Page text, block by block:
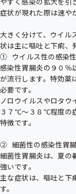
症状が現れた際は速や
大きく分けて、ウイル
状は主に嘔吐と下痢、
①	ウイルス性の感染性胃腸炎
感染性胃腸炎の９０％
が流行します。特効薬
必要です。
ノロウイルスやロタ
３７℃～３８℃程度の
特徴です。
②	細菌性の感染性胃腸炎
細菌性胃腸炎は、夏の
強いです。
主な症状は、嘔吐と下
す。